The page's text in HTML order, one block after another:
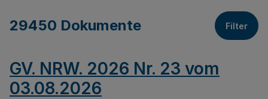
29450 Dokumente Filter
GV. NRW. 2026 Nr. 23 vom
03.08.2026